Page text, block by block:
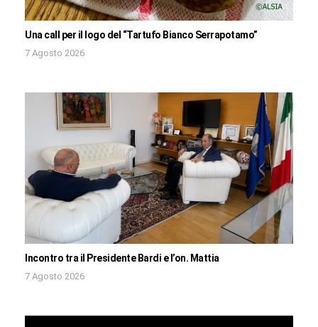
Una call per il logo del “Tartufo Bianco Serrapotamo”
7 Agosto 2026
Incontro tra il Presidente Bardi e l’on. Mattia
7 Agosto 2026